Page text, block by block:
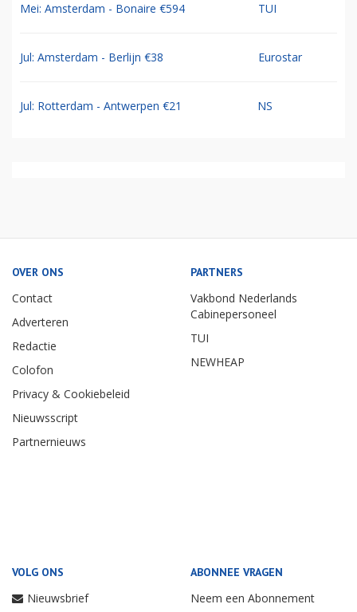
Mei: Amsterdam - Bonaire €594 TUI
Jul: Amsterdam - Berlijn €38 Eurostar
Jul: Rotterdam - Antwerpen €21 NS
OVER ONS
Contact
Adverteren
Redactie
Colofon
Privacy & Cookiebeleid
Nieuwsscript
Partnernieuws
PARTNERS
Vakbond Nederlands
Cabinepersoneel
TUI
NEWHEAP
VOLG ONS
Nieuwsbrief
ABONNEE VRAGEN
Neem een Abonnement